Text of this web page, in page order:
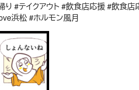
#テイクアウト #飲食店応援 #飲食店
浜松 #ホルモン風月